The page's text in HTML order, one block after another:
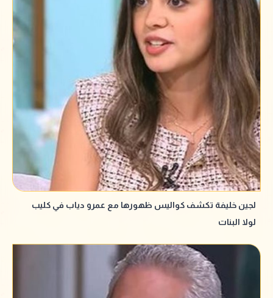
لجين خليفة تكشف كواليس ظهورها مع عمرو دياب في كليب
لولا البنات